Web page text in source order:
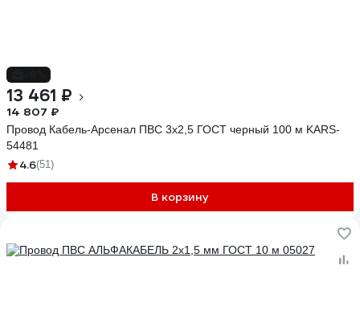
13 461 ₽
14 807 ₽
Провод Кабель-Арсенал ПВС 3x2,5 ГОСТ черный 100 м KARS-
54481
4.6(51)
В корзину